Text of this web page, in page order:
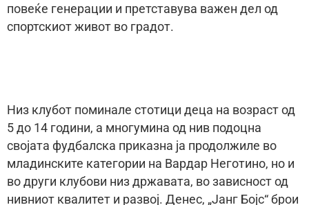
повеќе генерации и претставува важен дел од
спортскиот живот во градот.
Низ клубот поминале стотици деца на возраст од
5 до 14 години, а многумина од нив подоцна
својата фудбалска приказна ја продолжиле во
младинските категории на Вардар Неготино, но и
во други клубови низ државата, во зависност од
нивниот квалитет и развој. Денес, „Јанг Бојс“ брои